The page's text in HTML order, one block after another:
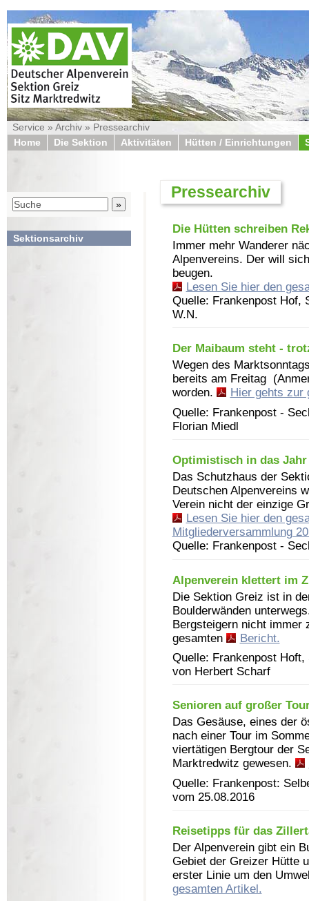
Service » Archiv» Pressearchiv
Home
Die Sektion Aktivitäten Hütten / Einrichtungen
Sektionsarchiv
Pressearchiv
Die Hütten schreiben
Immer mehr Wanderer
Alpenvereins. Der will
beugen.
Lesen Sie hier den
Quelle: Frankenpost Hof,
W.N.
Der Maibaum steht -
Wegen des
bereits am Freitag
worden.
Hier gehts zur
Quelle: Frankenpost -
Florian Miedl
Optimistisch in das
Das Schutzhaus der
Deutschen Alpenvereins
Verein nicht der einzige
Lesen Sie hier den
Mitgliederversammlung
Quelle: Frankenpost -
Alpenverein klettert im
Die Sektion Greiz ist in
Boulderwänden
Bergsteigern nicht immer
gesamten
Bericht.
Quelle: Frankenpost
von Herbert Scharf
Senioren auf großer
Das Gesäuse, eines der
nach einer Tour im
viertätigen Bergtour der
Marktredwitz gewesen.
Quelle: Frankenpost:
vom 25.08.2016
Reisetipps für das
Der Alpenverein gibt ein
Gebiet der Greizer Hütte
erster Linie um den
gesamten Artikel.